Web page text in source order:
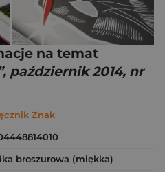
na temat
październik 2014, nr
Znak
broszurowa (miękka)